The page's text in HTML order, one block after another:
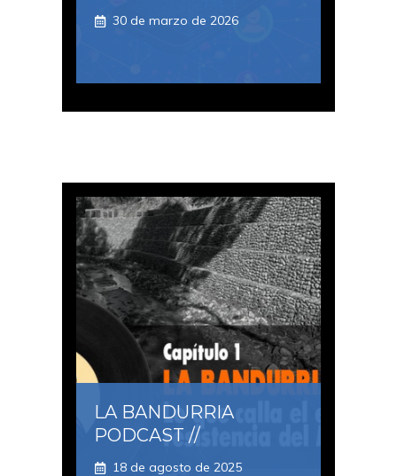
30 de marzo de 2026
LA BANDURRIA
PODCAST //
18 de agosto de 2025